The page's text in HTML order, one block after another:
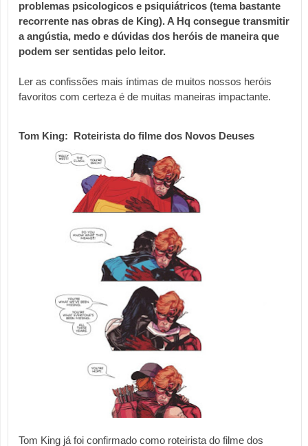
problemas psicologicos e psiquiátricos (tema bastante
recorrente nas obras de King). A Hq consegue transmitir
a angústia, medo e dúvidas dos heróis de maneira que
podem ser sentidas pelo leitor.
Ler as confissões mais íntimas de muitos nossos heróis
favoritos com certeza é de muitas maneiras impactante.
Tom King:  Roteirista do filme dos Novos Deuses
Tom King já foi confirmado como roteirista do filme dos